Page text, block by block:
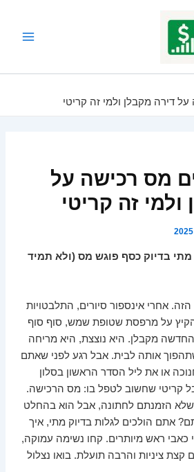
דירה מקבלן ולמי זה קריטי
מס רכישה על
זה קריטי
בדיוק כסף פוגש מס (ולא תמיד
אחרי אינספור סיורים, התלבטויות
על מרפסת שטופת שמש, סוף סוף
מקבלן. היא נוצצת, היא מריחה
אותה לבית. אבל רגע לפני שאתם
או את ליל הסדר הראשון בסלון
קריטי שחשוב לטפל בו: מס הרכישה.
הזמנתם לחתונה, אבל הוא בהחלט
אתם הולכים לגלות בדיוק מתי, איך
כאבי ראש מיותרים. קחו נשימה עמוקה,
קצת ציניות והרבה תועלת. בואו נצלול